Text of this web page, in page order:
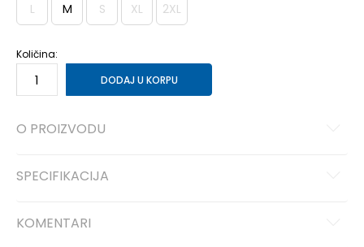
L M S XL 2XL
Količina:
DODAJ U KORPU
O PROIZVODU
SPECIFIKACIJA
KOMENTARI